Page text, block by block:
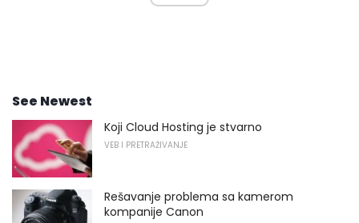
See Newest
Koji Cloud Hosting je stvarno
VEB I PRETRAŽIVANJE
Rešavanje problema sa kamerom
kompanije Canon